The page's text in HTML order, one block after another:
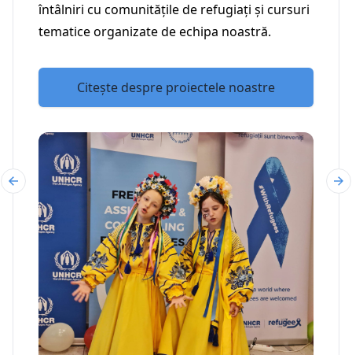
întâlniri cu comunitățile de refugiați și cursuri
tematice organizate de echipa noastră.
Citește despre proiectele noastre